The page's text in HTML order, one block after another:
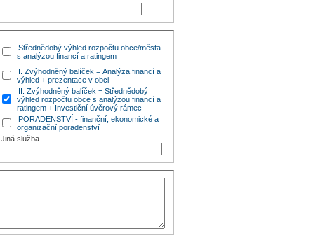
Střednědobý výhled rozpočtu obce/města
s analýzou financí a ratingem
I. Zvýhodněný balíček = Analýza financí a
výhled + prezentace v obci
II. Zvýhodněný balíček = Střednědobý
výhled rozpočtu obce s analýzou financí a
ratingem + Investiční úvěrový rámec
PORADENSTVÍ - finanční, ekonomické a
organizační poradenství
Jiná služba